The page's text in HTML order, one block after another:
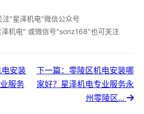
注"星泽机电"微信公众号
机电" 或微信号"sonz168"也可关注
电安装
服务
下一篇：零陵区机电安装哪
家好？星泽机电专业服务永
州零陵区...